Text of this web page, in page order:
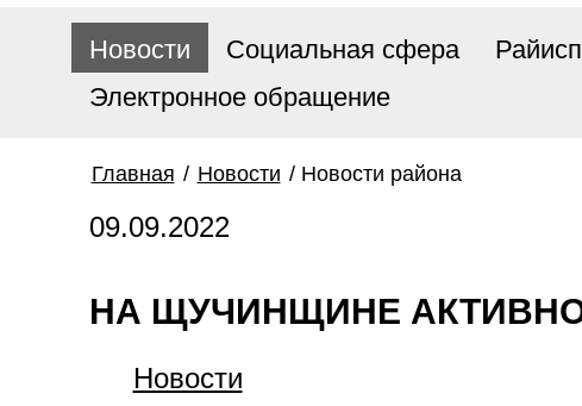
Новости Социальная сфера
Электронное обращение
Главная / Новости / Новости района
09.09.2022
НА ЩУЧИНЩИНЕ
Новости